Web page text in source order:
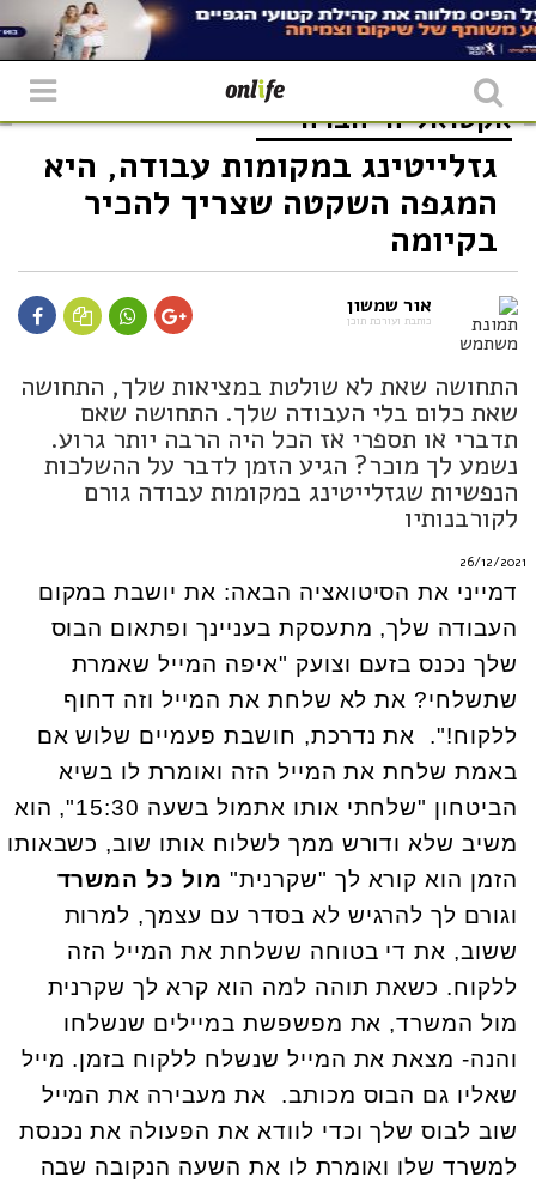
אקטואליה חברה
גזלייטינג במקומות עבודה, היא
המגפה השקטה שצריך להכיר
בקיומה
אור שמשון
כותבת ועורכת תוכן
התחושה שאת לא שולטת במציאות שלך, התחושה
שאת כלום בלי העבודה שלך. התחושה שאם
תדברי או תספרי אז הכל היה הרבה יותר גרוע.
נשמע לך מוכר? הגיע הזמן לדבר על ההשלכות
הנפשיות שגזלייטינג במקומות עבודה גורם
לקורבנותיו
26/12/2021
דמייני את הסיטואציה הבאה: את יושבת במקום
העבודה שלך, מתעסקת בעניינך ופתאום הבוס
שלך נכנס בזעם וצועק "איפה המייל שאמרת
שתשלחי? את לא שלחת את המייל וזה דחוף
ללקוח!". את נדרכת, חושבת פעמיים שלוש אם
באמת שלחת את המייל הזה ואומרת לו בשיא
הביטחון "שלחתי אותו אתמול בשעה 15:30", הוא
משיב שלא ודורש ממך לשלוח אותו שוב, כשבאותו
הזמן הוא קורא לך "שקרנית" מול כל המשרד
וגורם לך להרגיש לא בסדר עם עצמך, למרות
ששוב, את די בטוחה ששלחת את המייל הזה
ללקוח. כשאת תוהה למה הוא קרא לך שקרנית
מול המשרד, את מפשפשת במיילים שנשלחו
והנה- מצאת את המייל שנשלח ללקוח בזמן. מייל
שאליו גם הבוס מכותב. את מעבירה את המייל
שוב לבוס שלך וכדי לוודא את הפעולה את נכנסת
למשרד שלו ואומרת לו את השעה הנקובה שבה